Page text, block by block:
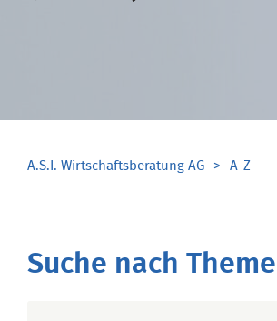
A.S.I. Wirtschaftsberatung AG A-Z
Suche nach